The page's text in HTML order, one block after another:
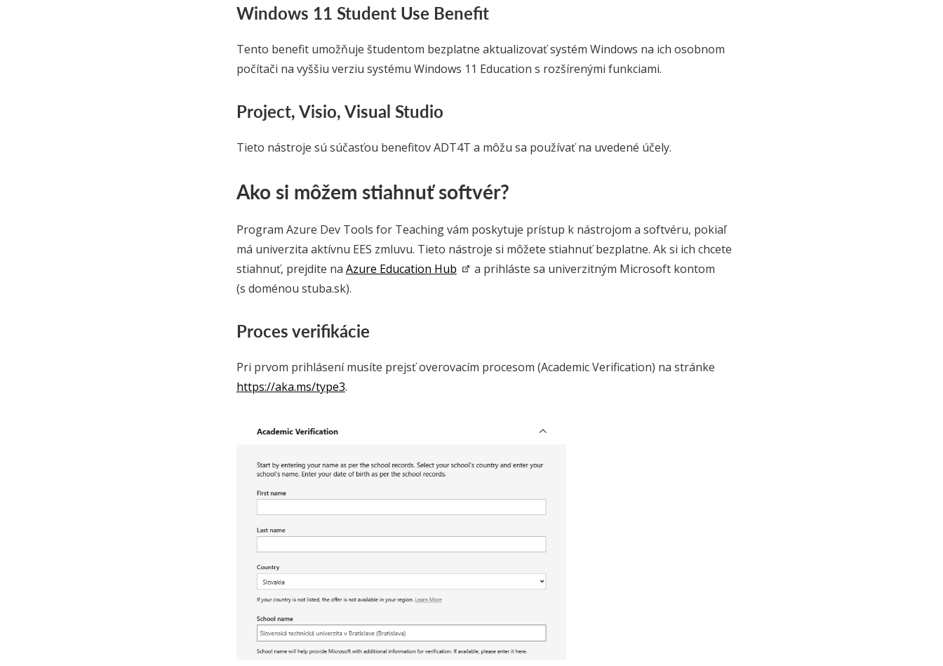
Windows 11 Student Use Benefit
Tento benefit umožňuje študentom bezplatne aktualizovať systém Windows na ich osobnom
počítači na vyššiu verziu systému Windows 11 Education s rozšírenými funkciami.
Project, Visio, Visual Studio
Tieto nástroje sú súčasťou benefitov ADT4T a môžu sa používať na uvedené účely.
Ako si môžem stiahnuť softvér?
Program Azure Dev Tools for Teaching vám poskytuje prístup k nástrojom a softvéru, pokiaľ
má univerzita aktívnu EES zmluvu. Tieto nástroje si môžete stiahnuť bezplatne. Ak si ich chcete
stiahnuť, prejdite na Azure Education Hub
a prihláste sa univerzitným Microsoft kontom
(s doménou stuba.sk).
Proces verifikácie
Pri prvom prihlásení musíte prejsť overovacím procesom (Academic Verification) na stránke
https://aka.ms/type3.